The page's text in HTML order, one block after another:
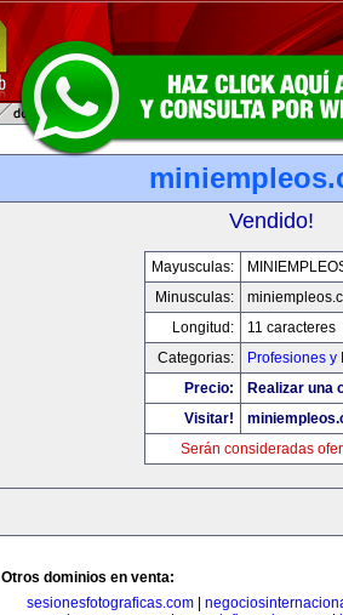
Vendido!
Mayusculas:
Minusculas:
Longitud:
11 caracteres
Categorias:
Profesiones y
Precio:
Realizar una
Visitar!
Serán consideradas
Otros dominios en venta:
sesionesfotograficas.com